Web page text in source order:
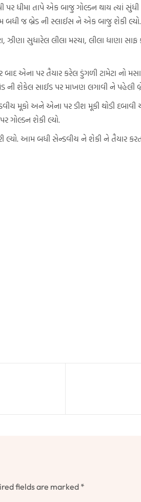
પર ધીમા તાપે એક બાજુ ગોલ્ડન થાય ત્યાં
જ બ્રેડ ની સ્લાઈસ ને એક બાજુ શેકી લ્યો.
સુધારેલ લીલા મરચા, લીલા ધાણા સાફ
એના પર તૈયાર કરેલ ડુંગળી ટામેટા નો
ની શેકેલ સાઈડ પર માખણ લગાવી ને પહેલી
મૂકો અને એના પર ડીશ મૂકી થોડી દબાવી
ગોલ્ડન શેકી લ્યો.
આમ બધી સેન્ડવીચ ને શેકી ને તૈયાર
fields are marked*